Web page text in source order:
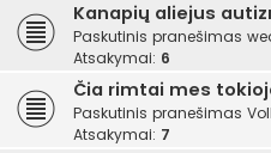
Kanapių aliejus
Paskutinis pranešimas
Atsakymai: 6
Čia rimtai mes
Paskutinis pranešimas
Atsakymai: 7